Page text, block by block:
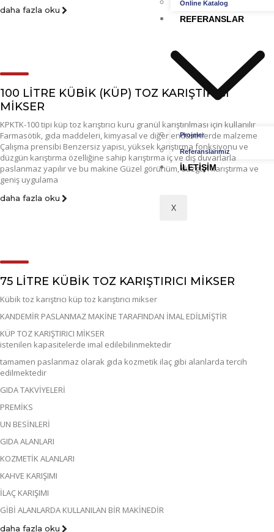
Online Katalog
REFERANSLAR
Projeler
Referanslarımız
İLETIŞIM
X
daha fazla oku
100 LİTRE KÜBİK (KÜP) TOZ KARIŞTIRICI
MİKSER
KPKTK-100 tipi küp toz karıştırıcı kuru granül karıştırılması için kullanılır
Farmasötik, gıda maddeleri, kimyasal ve diğer endüstrilerde malzeme
Çalışma prensibi Benzersiz yapısı, yüksek karıştırma fonksiyonu ve
düzgün karıştırma özelliğine sahip karıştırma iç ve dış duvarlarla
paslanmaz yapılır ve bu makine Güzel görünüm, düzgün karıştırma ve
geniş uygulama
daha fazla oku
75 LİTRE KÜBİK TOZ KARIŞTIRICI MİKSER
Kübik toz karıştrıcı küp toz karıştırıcı mikser
KANDEMİR PASLANMAZ MAKİNE TARAFINDAN İMAL EDİLMİŞTİR
KÜP TOZ KARIŞTIRICI MİKSER
istenilen kapasitelerde imal edilebilinmektedir
tamamen paslanmaz olarak gıda kozmetik ilaç gibi alanlarda tercih
edilmektedir
GIDA TAKVİYELERİ
PREMİKS
UN BESİNLERİ
GIDA ALANLARI
KOZMETİK ALANLARI
KAHVE KARIŞIMI
İLAÇ KARIŞIMI
GİBİ ALANLARDA KULLANILAN BİR MAKİNEDİR
daha fazla oku